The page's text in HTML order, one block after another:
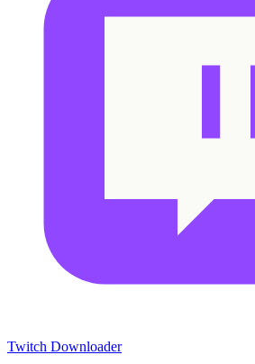
Twitch Downloader